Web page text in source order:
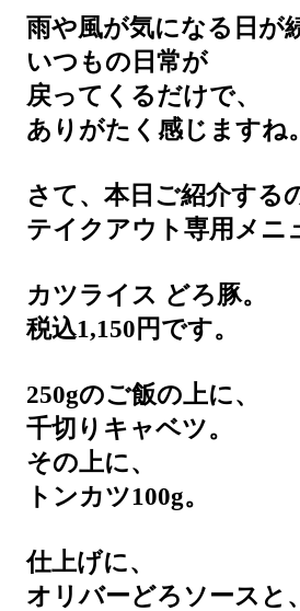
雨や風が気になる日が
いつもの日常が
戻ってくるだけで、
ありがたく感じますね。
さて、本日ご紹介する
テイクアウト専用メニ
カツライス どろ豚。
税込1,150円です。
250gのご飯の上に、
千切りキャベツ。
その上に、
トンカツ100g。
仕上げに、
オリバーどろソースと、